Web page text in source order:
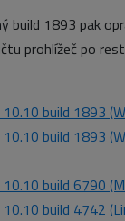
build 1893 pak
prohlížeč po
build 1893
build 1893
build 6790
build 4742